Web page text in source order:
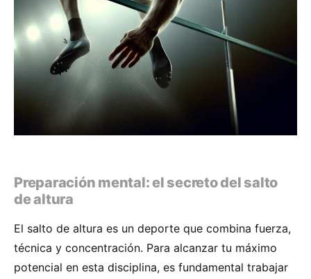
Preparación mental: el secreto del salto
de altura
El salto de altura es un deporte que combina fuerza,
técnica y concentración. Para alcanzar tu máximo
potencial en esta disciplina, es fundamental trabajar